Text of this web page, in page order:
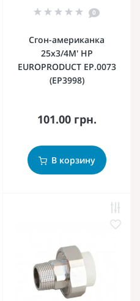
0
Сгон-американка
25x3/4M' НР
EUROPRODUCT EP.0073
(EP3998)
101.00 грн.
В корзину